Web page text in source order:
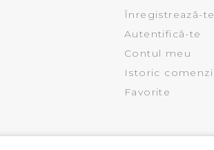
Înregistrează-te
Autentifică-te
Contul meu
Istoric comenzi
Favorite